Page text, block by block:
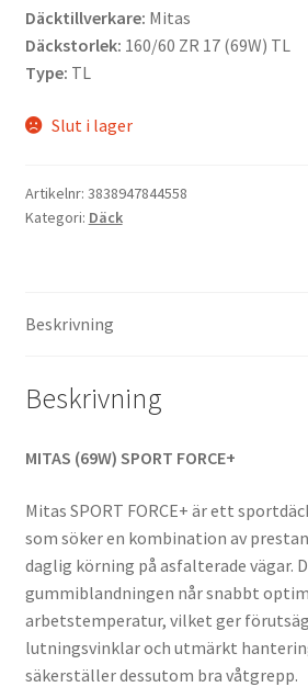
Däcktillverkare: Mitas
Däckstorlek: 160/60 ZR 17 (69W) TL
Type: TL
Slut i lager
Artikelnr: 3838947844558
Kategori: Däck
Beskrivning
Beskrivning
MITAS (69W) SPORT FORCE+
Mitas SPORT FORCE+ är ett
som söker en kombination av
daglig körning på asfalterade vägar.
gummiblandningen når snabbt
arbetstemperatur, vilket ger
lutningsvinklar och utmärkt
säkerställer dessutom bra våtgrepp.